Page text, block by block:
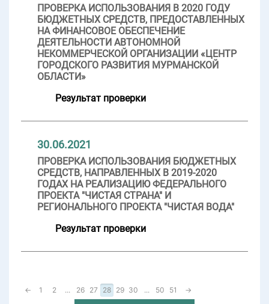
ПРОВЕРКА ИСПОЛЬЗОВАНИЯ В 2020 ГОДУ
БЮДЖЕТНЫХ СРЕДСТВ, ПРЕДОСТАВЛЕННЫХ
НА ФИНАНСОВОЕ ОБЕСПЕЧЕНИЕ
ДЕЯТЕЛЬНОСТИ АВТОНОМНОЙ
НЕКОММЕРЧЕСКОЙ ОРГАНИЗАЦИИ «ЦЕНТР
ГОРОДСКОГО РАЗВИТИЯ МУРМАНСКОЙ
ОБЛАСТИ»
Результат проверки
30.06.2021
ПРОВЕРКА ИСПОЛЬЗОВАНИЯ БЮДЖЕТНЫХ
СРЕДСТВ, НАПРАВЛЕННЫХ В 2019-2020
ГОДАХ НА РЕАЛИЗАЦИЮ ФЕДЕРАЛЬНОГО
ПРОЕКТА "ЧИСТАЯ СТРАНА" И
РЕГИОНАЛЬНОГО ПРОЕКТА "ЧИСТАЯ ВОДА"
Результат проверки
← 1 2 ... 26 27 28 29 30 ... 50 51 →